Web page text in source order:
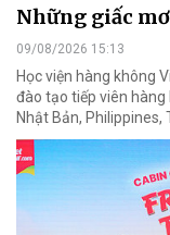
Những giấc
09/08/2026 15:13
Học viện hàng không
đào tạo tiếp viên hàng
Nhật Bản, Philippines,